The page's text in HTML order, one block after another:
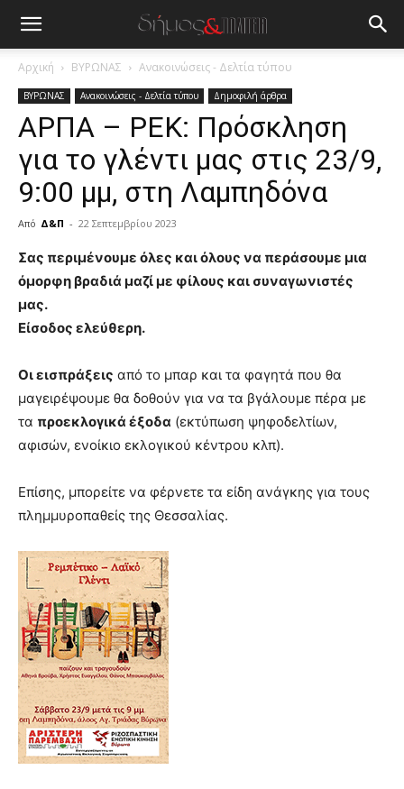
Αρχική ΒΥΡΩΝΑΣ Ανακοινώσεις - Δελτία τύπου
ΒΥΡΩΝΑΣ Ανακοινώσεις - Δελτία τύπου Δημοφιλή άρθρα
ΑΡΠΑ – ΡΕΚ: Πρόσκληση
για το γλέντι μας στις 23/9,
9:00 μμ, στη Λαμπηδόνα
Από Δ&Π - 22 Σεπτεμβρίου 2023
blonde
lesbians
very
hot
cam
xxx
lyons
teaches
you
meaning
of
pain.
hd
porn
Σας περιμένουμε όλες και όλους να περάσουμε μια
όμορφη βραδιά μαζί με φίλους και συναγωνιστές
μας.
Είσοδος ελεύθερη.
Οι εισπράξεις από το μπαρ και τα φαγητά που θα
μαγειρέψουμε θα δοθούν για να τα βγάλουμε πέρα με
τα προεκλογικά έξοδα (εκτύπωση ψηφοδελτίων,
αφισών, ενοίκιο εκλογικού κέντρου κλπ).
Επίσης, μπορείτε να φέρνετε τα είδη ανάγκης για τους
πλημμυροπαθείς της Θεσσαλίας.